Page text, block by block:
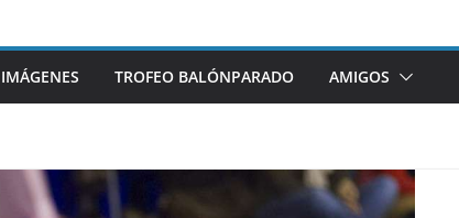
IMÁGENES TROFEO BALÓNPARADO AMIGOS